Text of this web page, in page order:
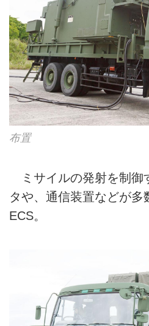
布置
ミサイルの発射を制御
タや、通信装置などが多
ECS。